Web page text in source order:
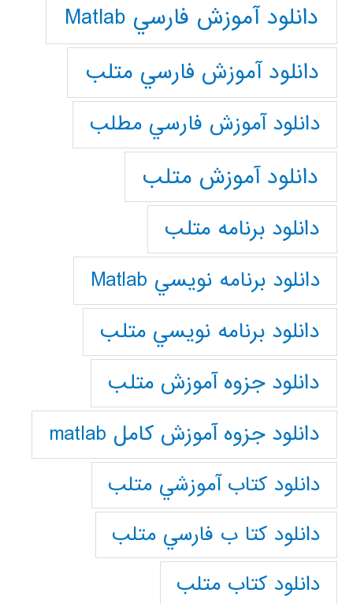
دانلود آموزش فارسي Matlab
دانلود آموزش فارسي متلب
دانلود آموزش فارسي مطلب
دانلود آموزش متلب
دانلود برنامه متلب
دانلود برنامه نويسي Matlab
دانلود برنامه نويسي متلب
دانلود جزوه آموزش متلب
دانلود جزوه آموزش کامل matlab
دانلود كتاب آموزشي متلب
دانلود كتا ب فارسي متلب
دانلود كتاب متلب